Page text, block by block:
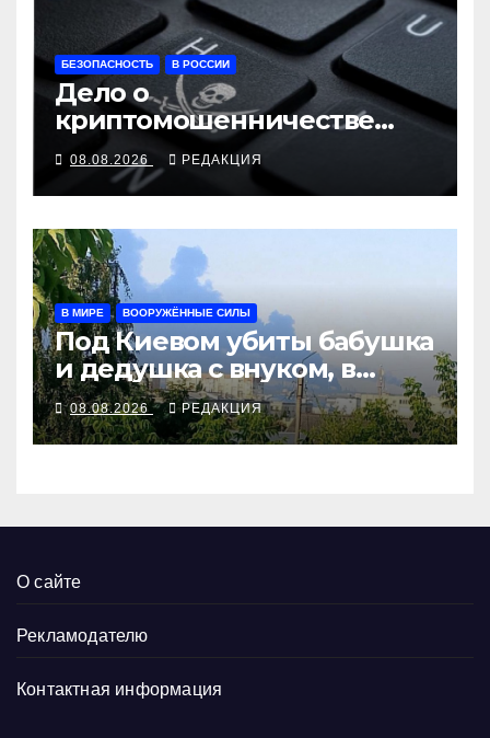
БЕЗОПАСНОСТЬ В РОССИИ
Дело о
криптомошенничестве
оборачивают в содействие
терроризму
08.08.2026 РЕДАКЦИЯ
В МИРЕ ВООРУЖЁННЫЕ СИЛЫ
Под Киевом убиты бабушка
и дедушка с внуком, в
Поволжье и на Кубани
вновь горят НПЗ
08.08.2026 РЕДАКЦИЯ
О сайте
Рекламодателю
Контактная информация